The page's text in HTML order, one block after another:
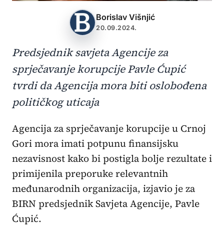
Borislav Višnjić
20.09.2024.
Predsjednik savjeta Agencije za
sprječavanje korupcije Pavle Ćupić
tvrdi da Agencija mora biti oslobođena
političkog uticaja
Agencija za sprječavanje korupcije u Crnoj
Gori mora imati potpunu finansijsku
nezavisnost kako bi postigla bolje rezultate i
primijenila preporuke relevantnih
međunarodnih organizacija, izjavio je za
BIRN predsjednik Savjeta Agencije, Pavle
Ćupić.